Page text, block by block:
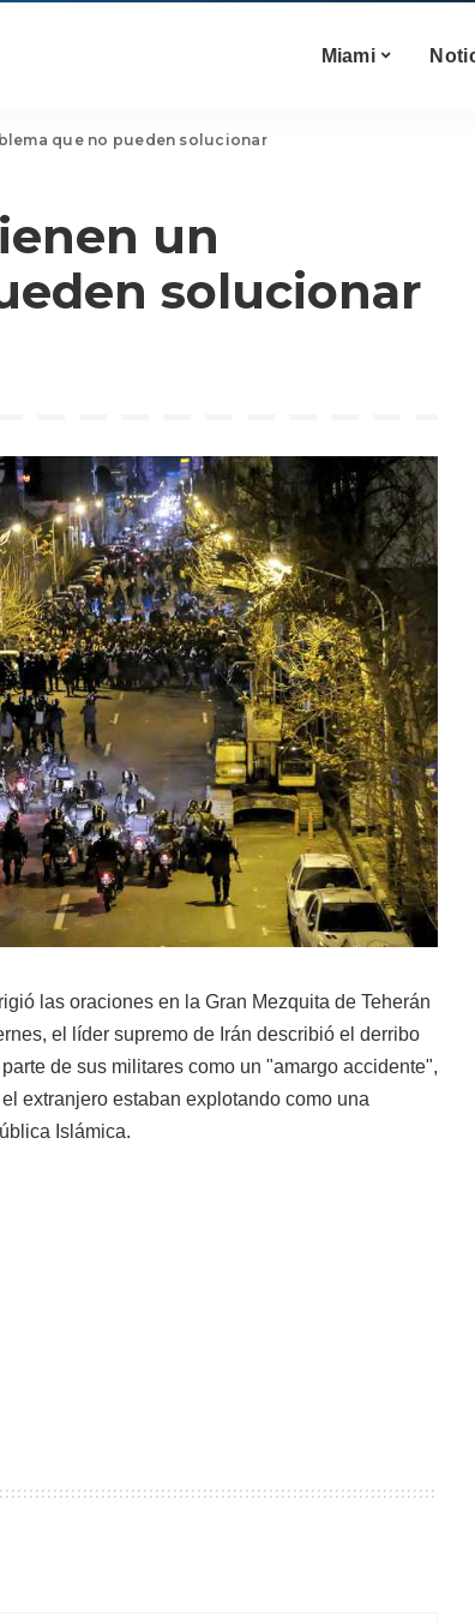
Miami
que no pueden solucionar
un
solucionar
las oraciones en la Gran Mezquita de Teherán
el líder supremo de Irán describió el derribo
de sus militares como un "amargo accidente",
extranjero estaban explotando como una
Islámica.